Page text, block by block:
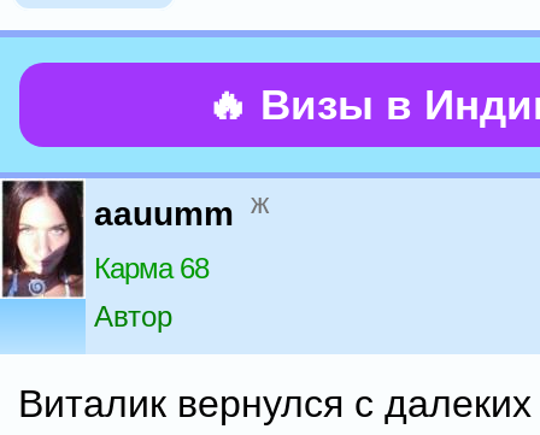
🔥 Визы в
aauumm ж
Карма 68
Автор
Виталик вернулся с